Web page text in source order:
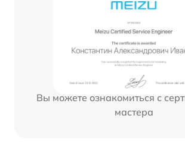
Вы можете ознакомиться с
мастера